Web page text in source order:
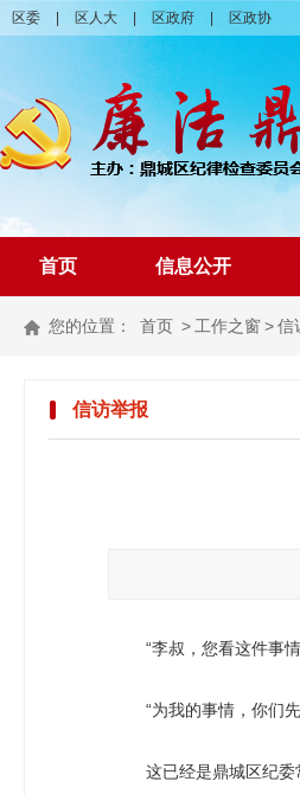
区委 区人大 区政府 区政协
首页 信息公开
您的位置： 首页 > 工作之窗 >信
信访举报
“李叔，您看这件事情
“为我的事情，你们先
这已经是鼎城区纪委常